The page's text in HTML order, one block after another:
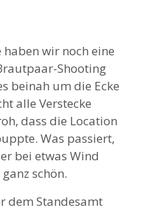
wir noch eine
Shooting
beinah um die Ecke
alle Verstecke
dass die Location
Was passiert,
bei etwas Wind
schön.
dem Standesamt